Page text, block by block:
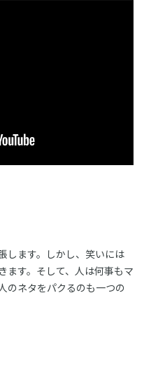
します。しかし、笑いには
ます。そして、人は何事もマ
のネタをパクるのも一つの